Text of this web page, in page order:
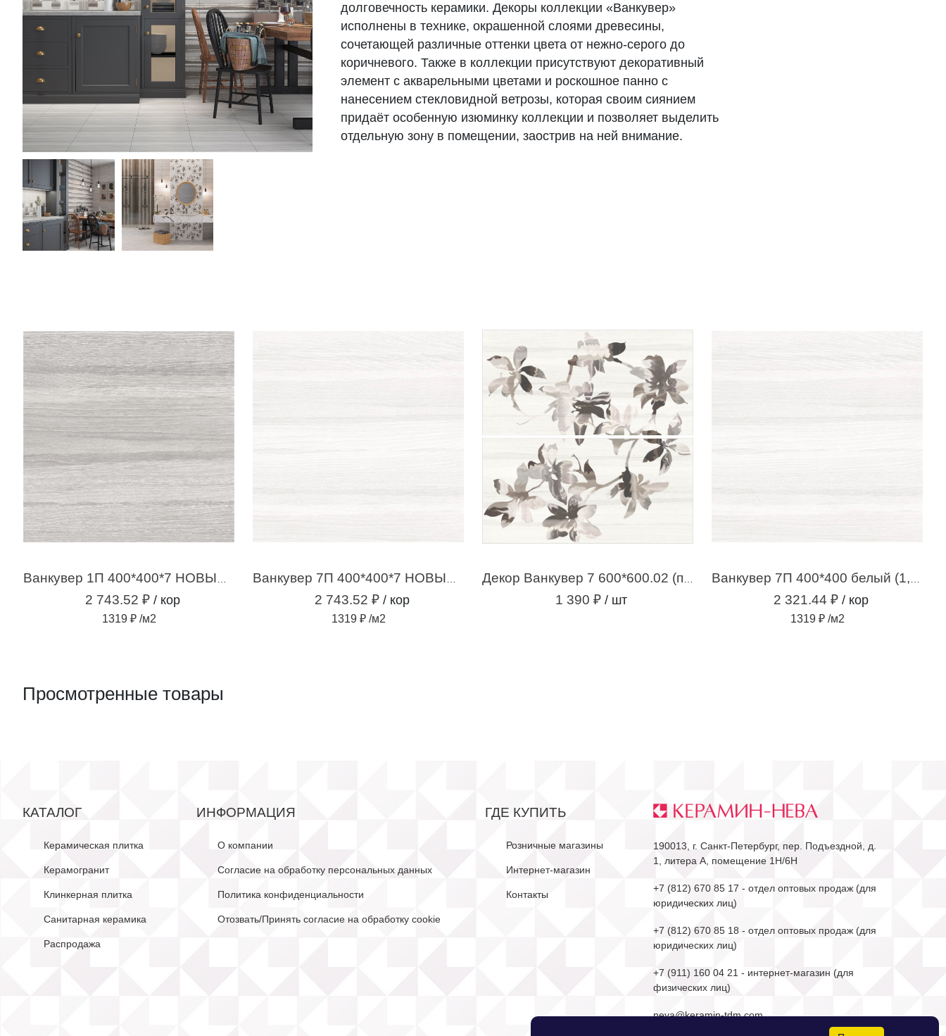
долговечность керамики. Декоры коллекции «Ванкувер»
исполнены в технике, окрашенной слоями древесины,
сочетающей различные оттенки цвета от нежно-серого до
коричневого. Также в коллекции присутствуют декоративный
элемент с акварельными цветами и роскошное панно с
нанесением стекловидной ветрозы, которая своим сиянием
придаёт особенную изюминку коллекции и позволяет выделить
отдельную зону в помещении, заострив на ней внимание.
2 743.52 ₽ / кор
1319 ₽ /м2
2 743.52 ₽ / кор
1319 ₽ /м2
1 390 ₽ / шт 2 321.44 ₽ / кор
1319 ₽ /м2
Просмотренные товары
КАТАЛОГ
Керамическая плитка
Керамогранит
Клинкерная плитка
Санитарная керамика
Распродажа
ИНФОРМАЦИЯ
О компании
Согласие на обработку персональных данных
Политика конфиденциальности
Отозвать/Принять согласие на обработку cookie
ГДЕ КУПИТЬ
Розничные магазины
Интернет-магазин
Контакты
190013, г. Санкт-Петербург, пер. Подъездной, д.
1, литера А, помещение 1Н/6Н
+7 (812) 670 85 17 - отдел оптовых продаж (для
юридических лиц)
+7 (812) 670 85 18 - отдел оптовых продаж (для
юридических лиц)
+7 (911) 160 04 21 - интернет-магазин (для
физических лиц)
neva@keramin-tdm.com